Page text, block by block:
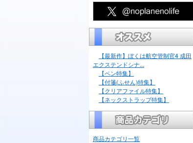
【最新作】ぼくは航空管制官4 成田
エクステンドシナ...
【ペン特集】
【付箋(ふせん)特集】
【クリアファイル特集】
【ネックストラップ特集】
商品カテゴリ一覧